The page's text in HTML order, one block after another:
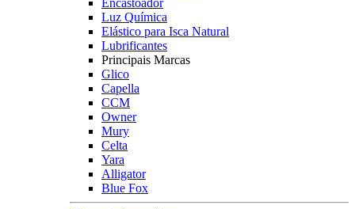
Encastoador
Luz Química
Elástico para Isca Natural
Lubrificantes
Principais Marcas
Glico
Capella
CCM
Owner
Mury
Celta
Yara
Alligator
Blue Fox